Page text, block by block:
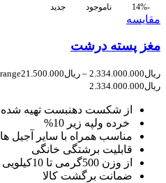
-14% ناموجود جدید
مقایسه
مغز پسته درشت
ریال2.334.000.000
– ریال21.500.000
ریال2.334.000.000
از شکست دهنبست تهیه شده
خرده ولپه زیر 10%
مناسب همراه با سایر آجیل ها
قابلیت برشتگی خانگی
از وزن 500گرمی تا 10کیلویی
ضمانت برگشت کالا